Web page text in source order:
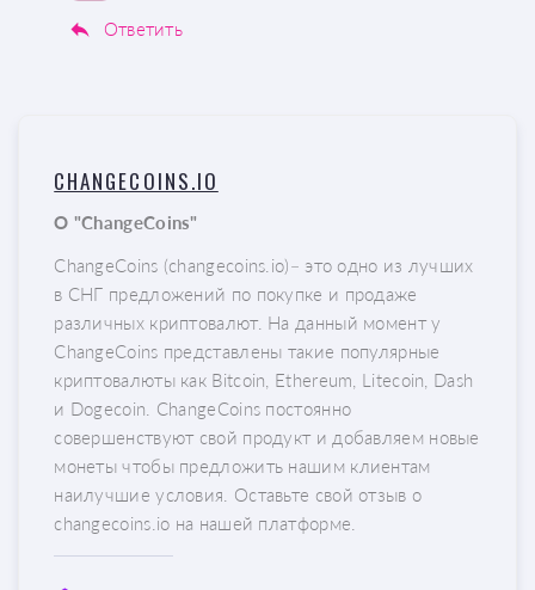
Ответить
CHANGECOINS.IO
О "ChangeCoins"
ChangeCoins (changecoins.io)– это одно из лучших
в СНГ предложений по покупке и продаже
различных криптовалют. На данный момент у
ChangeCoins представлены такие популярные
криптовалюты как Bitcoin, Ethereum, Litecoin, Dash
и Dogecoin. ChangeCoins постоянно
совершенствуют свой продукт и добавляем новые
монеты чтобы предложить нашим клиентам
наилучшие условия. Оставьте свой отзыв о
changecoins.io на нашей платформе.